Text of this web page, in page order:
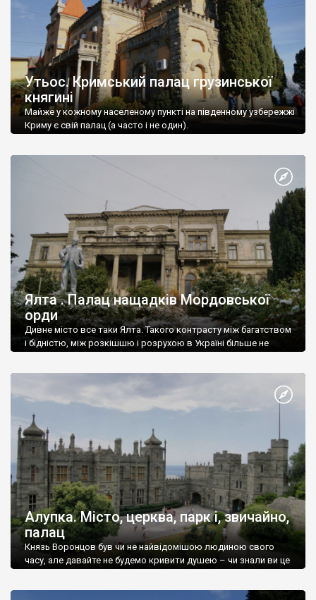
Утьос. Кримський палац грузинської
княгині
Майже у кожному населеному пункті на південному узбережжі
Криму є свій палац (а часто і не один).
Ялта . Палац нащадків Мордовської
орди
Дивне місто все таки Ялта. Такого контрасту між багатством
і бідністю, між розкішшю і розрухою в Україні більше не
Алупка. Місто, церква, парк і, звичайно,
палац
Князь Воронцов був чи не найвідомішою людиною свого
часу, але давайте не будемо кривити душею – чи знали ви це